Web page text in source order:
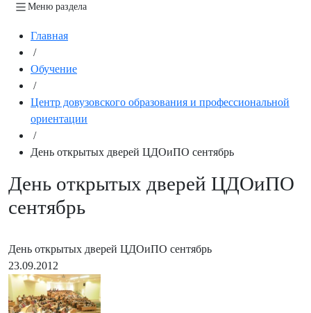
Меню раздела
Главная
/
Обучение
/
Центр довузовского образования и профессиональной
ориентации
/
День открытых дверей ЦДОиПО сентябрь
День открытых дверей ЦДОиПО
сентябрь
День открытых дверей ЦДОиПО сентябрь
23.09.2012